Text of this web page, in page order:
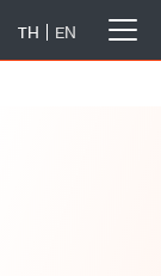
TH EN